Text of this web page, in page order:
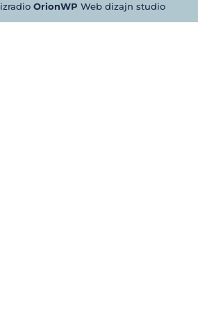
izradio OrionWP Web dizajn studio